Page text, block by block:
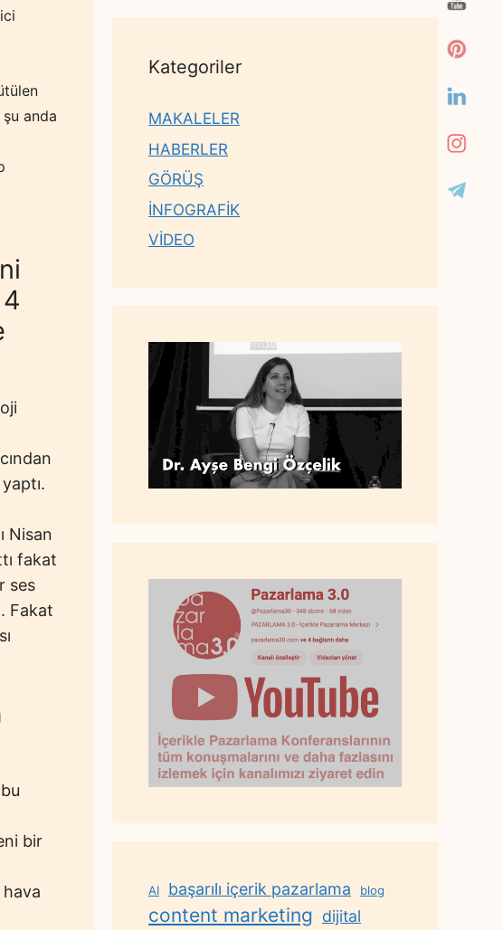
anda
Nisan
fakat
ses
Fakat
bir
Kategoriler
MAKALELER
HABERLER
GÖRÜŞ
İNFOGRAFİK
VİDEO
AI başarılı içerik pazarlama blog
content marketing dijital